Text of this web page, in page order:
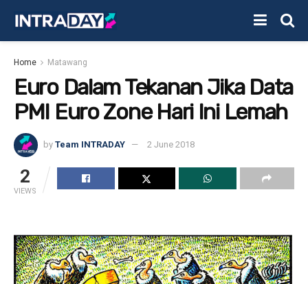
Home Matawang
Euro Dalam Tekanan Jika Data
PMI Euro Zone Hari Ini Lemah
by Team INTRADAY 2 June 2018
2
VIEWS